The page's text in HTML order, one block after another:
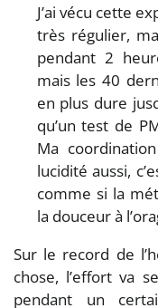
J’ai vécu cette
très régulier,
pendant 2
mais les 40
en plus dure
qu’un test de
Ma
lucidité aussi,
comme si la
la douceur à
Sur le record de
chose, l’effort va
pendant un